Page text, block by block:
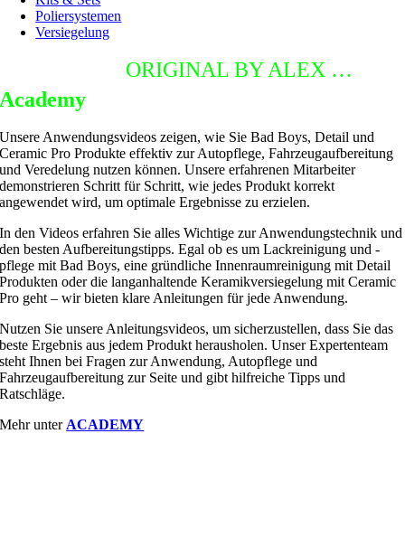
Poliersystemen
Versiegelung
ORIGINAL BY ALEX …
Academy
Unsere Anwendungsvideos zeigen, wie Sie Bad Boys, Detail und
Ceramic Pro Produkte effektiv zur Autopflege, Fahrzeugaufbereitung
und Veredelung nutzen können. Unsere erfahrenen Mitarbeiter
demonstrieren Schritt für Schritt, wie jedes Produkt korrekt
angewendet wird, um optimale Ergebnisse zu erzielen.
In den Videos erfahren Sie alles Wichtige zur Anwendungstechnik und
den besten Aufbereitungstipps. Egal ob es um Lackreinigung und -
pflege mit Bad Boys, eine gründliche Innenraumreinigung mit Detail
Produkten oder die langanhaltende Keramikversiegelung mit Ceramic
Pro geht – wir bieten klare Anleitungen für jede Anwendung.
Nutzen Sie unsere Anleitungsvideos, um sicherzustellen, dass Sie das
beste Ergebnis aus jedem Produkt herausholen. Unser Expertenteam
steht Ihnen bei Fragen zur Anwendung, Autopflege und
Fahrzeugaufbereitung zur Seite und gibt hilfreiche Tipps und
Ratschläge.
Mehr unter ACADEMY